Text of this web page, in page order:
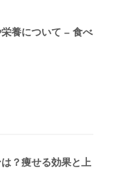
養について – 食べ
？痩せる効果と上